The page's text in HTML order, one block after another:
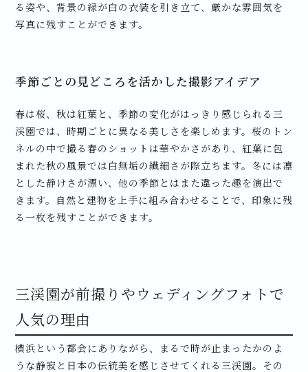
る姿や、背景の緑が白の衣装を引き立て、厳かな雰囲気を
写真に残すことができます。
季節ごとの見どころを活かした撮影アイデア
春は桜、秋は紅葉と、季節の変化がはっきり感じられる三
渓園では、時期ごとに異なる美しさを楽しめます。桜のトン
ネルの中で撮る春のショットは華やかさがあり、紅葉に包
まれた秋の風景では白無垢の繊細さが際立ちます。冬には凛
とした静けさが漂い、他の季節とはまた違った趣を演出で
きます。自然と建物を上手に組み合わせることで、印象に残
る一枚を残すことができます。
三渓園が前撮りやウェディングフォトで
人気の理由
横浜という都会にありながら、まるで時が止まったかのよ
うな静寂と日本の伝統美を感じさせてくれる三渓園。その